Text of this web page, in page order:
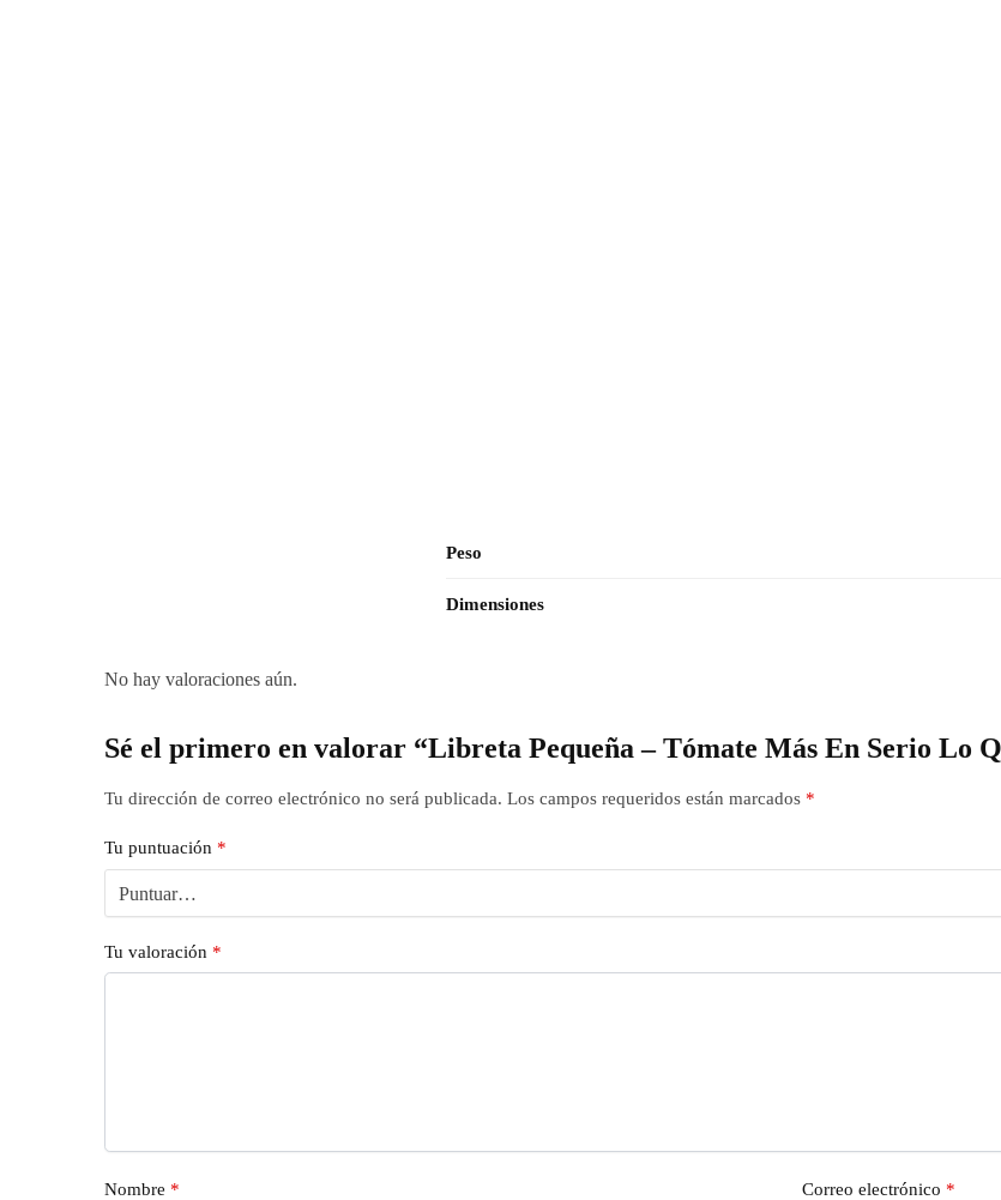
Peso
Dimensiones
No hay valoraciones aún.
Sé el primero en valorar “Libreta Pequeña – Tómate Más En Serio Lo
Tu dirección de correo electrónico no será publicada. Los campos requeridos están marcados *
Tu puntuación *
Tu valoración *
Nombre * Correo electrónico *